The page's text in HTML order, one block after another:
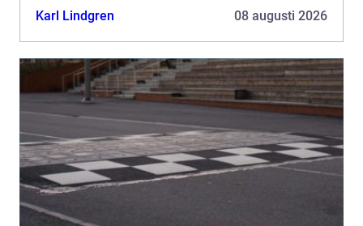
finns många alternativ, men skillnaden mellan ett
Karl Lindgren 08 augusti 2026